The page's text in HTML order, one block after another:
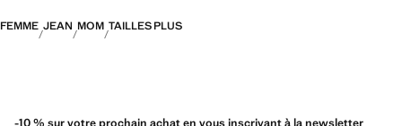
FEMME JEAN MOM TAILLES PLUS
-10 % sur votre prochain achat en vous inscrivant à la newsletter